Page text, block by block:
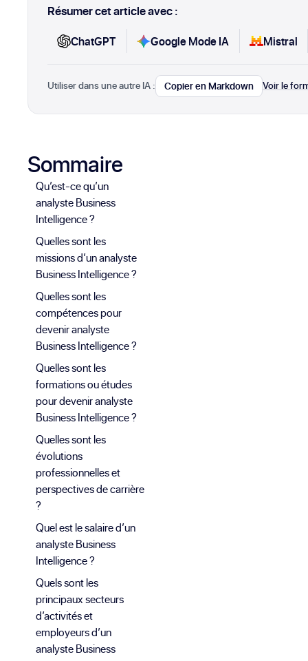
Résumer cet article avec :
ChatGPT Google Mode IA Mistral
Utiliser dans une autre IA : Copier en Markdown Voir le
Sommaire
Qu’est-ce qu’un
analyste Business
Intelligence ?
Quelles sont les
missions d’un analyste
Business Intelligence ?
Quelles sont les
compétences pour
devenir analyste
Business Intelligence ?
Quelles sont les
formations ou études
pour devenir analyste
Business Intelligence ?
Quelles sont les
évolutions
professionnelles et
perspectives de carrière
?
Quel est le salaire d’un
analyste Business
Intelligence ?
Quels sont les
principaux secteurs
d’activités et
employeurs d’un
analyste Business